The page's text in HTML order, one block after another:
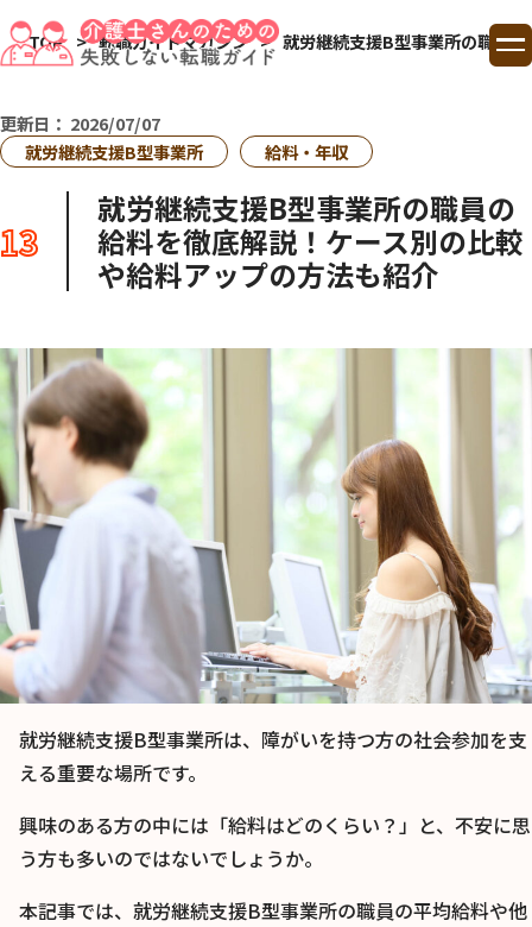
コラム
TOP 転職ガイドマガジン 就労継続支援B型事業所の職員
就労継続支援B型事業所 給料・年収
更新日： 2026/07/07
13
就労継続支援B型事業所の職員の
給料を徹底解説！ケース別の比較
や給料アップの方法も紹介
就労継続支援B型事業所は、障がいを持つ方の社会参加を支
える重要な場所です。
興味のある方の中には「給料はどのくらい？」と、不安に思
う方も多いのではないでしょうか。
本記事では、就労継続支援B型事業所の職員の平均給料や他